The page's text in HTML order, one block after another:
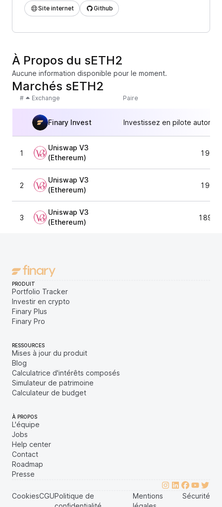
Site internet Github
À Propos du sETH2
Aucune information disponible pour le moment.
Marchés sETH2
# Exchange Paire
Finary Invest Investissez en pilote
1
Uniswap V3
(Ethereum)
1
2
Uniswap V3
(Ethereum)
1
3
Uniswap V3
(Ethereum)
1
PRODUIT
Portfolio Tracker
Investir en crypto
Finary Plus
Finary Pro
RESSOURCES
Mises à jour du produit
Blog
Calculatrice d'intérêts composés
Simulateur de patrimoine
Calculateur de budget
À PROPOS
L'équipe
Jobs
Help center
Contact
Roadmap
Presse
CookiesCGUPolitique de
Mentions
Sécurité